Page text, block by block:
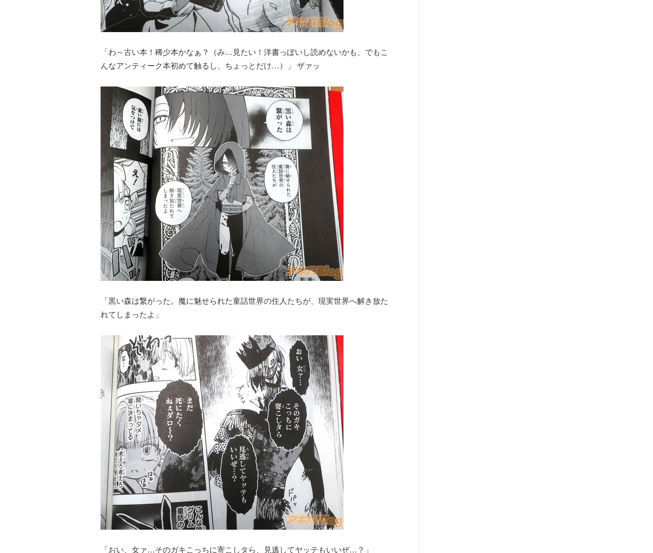
「わ～古い本！稀少本かなぁ？（み…見たい！洋書っぽいし読めないかも、でもこ
んなアンティーク本初めて触るし、ちょっとだけ…）」 ザァッ
「黒い森は繋がった。魔に魅せられた童話世界の住人たちが、現実世界へ解き放た
れてしまったよ」
「おい、女ァ…そのガキこっちに寄こしタら、見逃してヤッテもいいぜ…？」